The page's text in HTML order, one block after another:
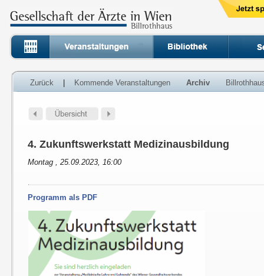
Zurück Kommende Veranstaltungen Archiv
4. Zukunftswerkstatt Medizinausbildung
Montag , 25.09.2023, 16:00
Programm als PDF